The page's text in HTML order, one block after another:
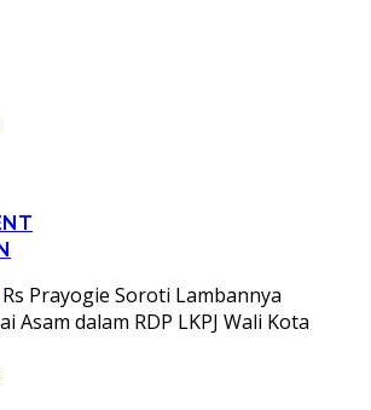
Rs Prayogie Soroti Lambannya
Asam dalam RDP LKPJ Wali Kota